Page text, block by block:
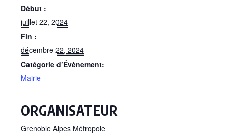
Début :
juillet 22, 2024
Fin :
décembre 22, 2024
Catégorie d’Évènement:
Mairie
ORGANISATEUR
Grenoble Alpes Métropole